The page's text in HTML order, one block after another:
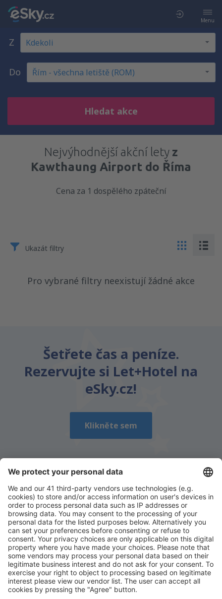
Menu
Z
Do
Hledat akce
Nejvýhodnější akční lety z
Kawthaung Airport do Říma
Cena za 1 dospělého zpáteční
Ukazát filtry
Pro vybrané filtry neexistují žádné akce
Šetřete čas a peníze.
Rezervujte si Let+Hotel na
eSky.cz!
Klikněte sem
Stáhněte si naši aplikacia plánujte své cesty
pohodlně